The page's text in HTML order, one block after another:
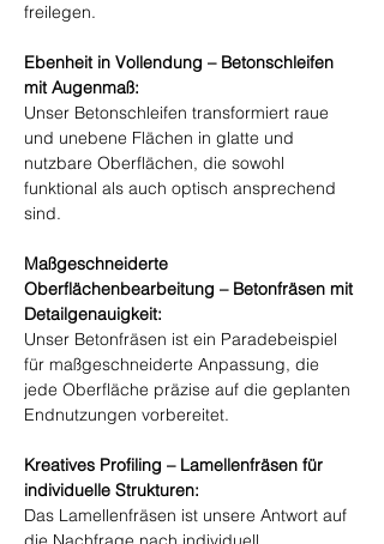
freilegen.
Ebenheit in Vollendung – Betonschleifen
mit Augenmaß:
Unser Betonschleifen transformiert raue
und unebene Flächen in glatte und
nutzbare Oberflächen, die sowohl
funktional als auch optisch ansprechend
sind.
Maßgeschneiderte
Oberflächenbearbeitung – Betonfräsen mit
Detailgenauigkeit:
Unser Betonfräsen ist ein Paradebeispiel
für maßgeschneiderte Anpassung, die
jede Oberfläche präzise auf die geplanten
Endnutzungen vorbereitet.
Kreatives Profiling – Lamellenfräsen für
individuelle Strukturen:
Das Lamellenfräsen ist unsere Antwort auf